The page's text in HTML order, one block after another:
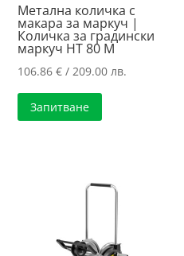
Метална количка с
макара за маркуч |
Количка за градински
маркуч HT 80 M
106.86€ / 209.00 лв.
Запитване